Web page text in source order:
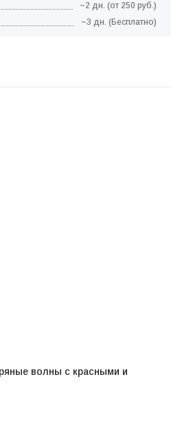
~2 дн. (от 250 руб.)
~3 дн. (Бесплатно)
волны с красными и